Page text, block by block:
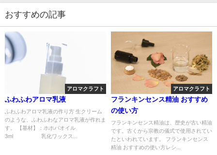
おすすめの記事
アロマクラフト
ふわふわアロマ乳液
ふわふわアロマ乳液の作り方 生クリーム
のような、ふわふわなアロマ乳液が作れま
す。 【基材】：ホホバオイル
3ml 乳化ワックス...
アロマクラフト
フランキンセンス精油 おすすめ
の使い方
フランキンセンス精油は、歴史が古い精油
です。古くから宗教の儀式で使用されてい
たといわれています。 フランキンセンス
精油 おすすめの使い方レシ...